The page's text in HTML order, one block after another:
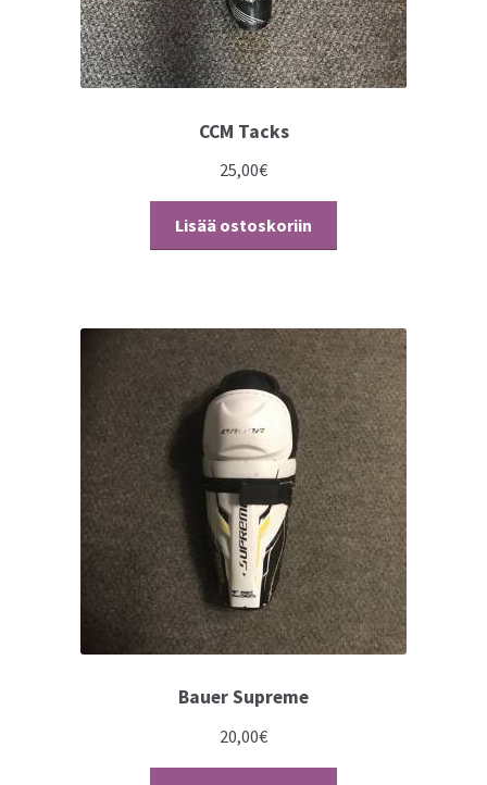
CCM Tacks
25,00€
Lisää ostoskoriin
Bauer Supreme
20,00€